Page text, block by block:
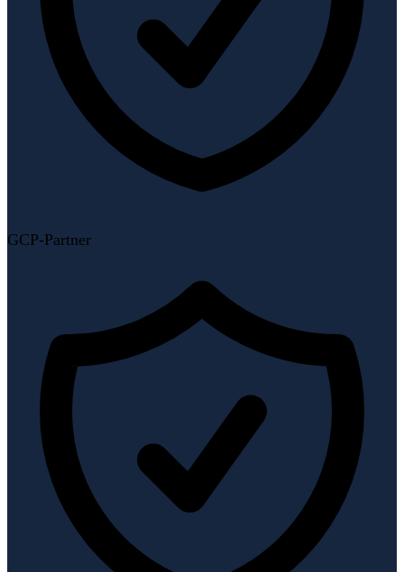
GCP-Partner